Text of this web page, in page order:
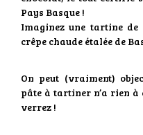
Pays Basque !
Imaginez une tartine
crêpe chaude étalée de
On peut (vraiment)
pâte à tartiner n’a rien à
verrez !